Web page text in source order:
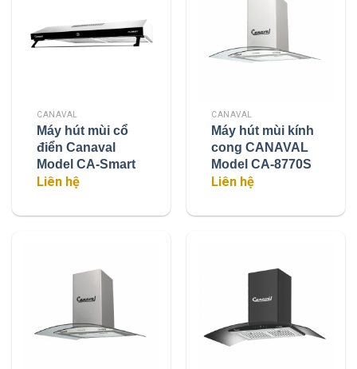
CANAVAL
Máy hút mùi cổ
điển Canaval
Model CA-Smart
Liên hệ
CANAVAL
Máy hút mùi kính
cong CANAVAL
Model CA-8770S
Liên hệ